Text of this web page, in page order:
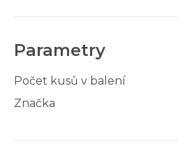
Parametry
Počet kusů v balení
Značka